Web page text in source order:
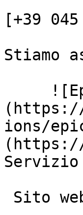
[+39
Stiamo
(https://
ions/
Servizio